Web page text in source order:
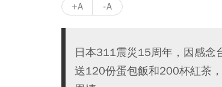
+A -A
日本311震災15周年，因感念
送120份蛋包飯和200杯紅茶